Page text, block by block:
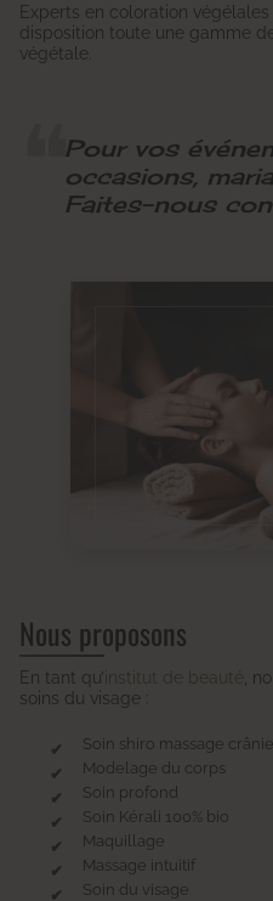
Experts en coloration
disposition toute une gamme
végétale.
Pour vos
occasions,
Faites-nous
Nous proposons
En tant qu’institut de beauté
,
soins du visage :
Soin shiro massage
Modelage du corps
Soin profond
Soin Kérali 100% bio
Maquillage
Massage intuitif
Soin du visage